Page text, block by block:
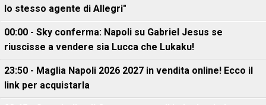
lo stesso agente di Allegri"
00:00 - Sky conferma: Napoli su Gabriel Jesus se
riuscisse a vendere sia Lucca che Lukaku!
23:50 - Maglia Napoli 2026 2027 in vendita online! Ecco il
link per acquistarla